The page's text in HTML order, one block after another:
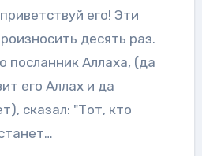
его! Эти
десять раз.
посланник Аллаха, (да
его Аллах и да
сказал: "Тот, кто